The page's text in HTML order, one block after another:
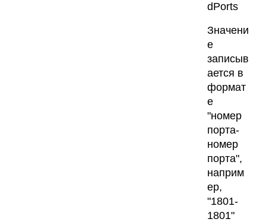
dPorts
Значени
е
записыв
ается в
формат
е
"номер
порта-
номер
порта",
наприм
ер,
"1801-
1801"